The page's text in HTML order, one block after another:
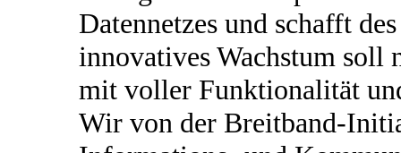
Datennetzes und schafft
innovatives Wachstum soll
mit voller Funktionalität
Wir von der Breitband-